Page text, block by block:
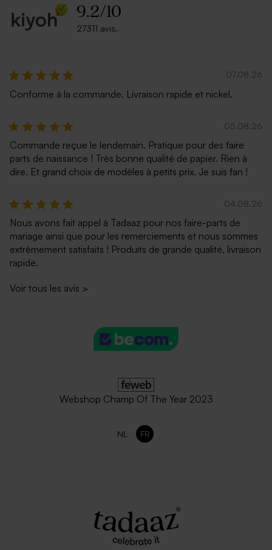
9.2/10
27311 avis.
07.08.26
Conforme à la commande. Livraison rapide et nickel.
05.08.26
Commande reçue le lendemain. Pratique pour des faire
parts de naissance ! Très bonne qualité de papier. Rien à
dire. Et grand choix de modèles à petits prix. Je suis fan !
04.08.26
Nous avons fait appel à Tadaaz pour nos faire-parts de
mariage ainsi que pour les remerciements et nous sommes
extrêmement satisfaits ! Produits de grande qualité, livraison
rapide.
Voir tous les avis >
Webshop Champ Of The Year 2023
NL FR